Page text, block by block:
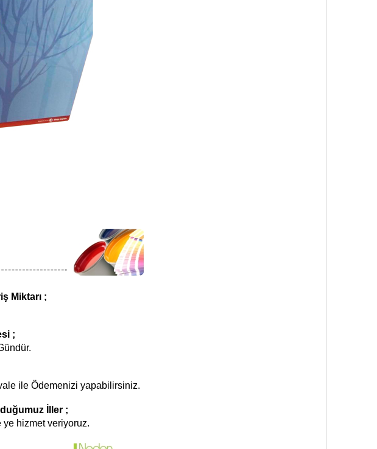
Miktarı ;
;
ile Ödemenizi yapabilirsiniz.
İller ;
ye hizmet veriyoruz.